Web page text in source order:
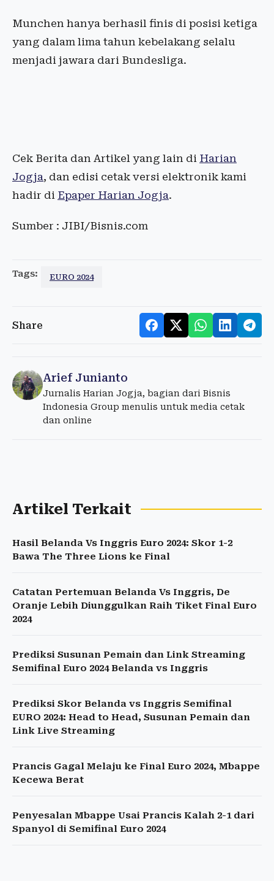
Munchen hanya berhasil finis di posisi ketiga
yang dalam lima tahun kebelakang selalu
menjadi jawara dari Bundesliga.
Cek Berita dan Artikel yang lain di Harian
Jogja, dan edisi cetak versi elektronik kami
hadir di Epaper Harian Jogja.
Sumber : JIBI/Bisnis.com
Tags: EURO 2024
Share
Arief Junianto
Jurnalis Harian Jogja, bagian dari Bisnis
Indonesia Group menulis untuk media cetak
dan online
Artikel Terkait
Hasil Belanda Vs Inggris Euro 2024: Skor 1-2
Bawa The Three Lions ke Final
Catatan Pertemuan Belanda Vs Inggris, De
Oranje Lebih Diunggulkan Raih Tiket Final Euro
2024
Prediksi Susunan Pemain dan Link Streaming
Semifinal Euro 2024 Belanda vs Inggris
Prediksi Skor Belanda vs Inggris Semifinal
EURO 2024: Head to Head, Susunan Pemain dan
Link Live Streaming
Prancis Gagal Melaju ke Final Euro 2024, Mbappe
Kecewa Berat
Penyesalan Mbappe Usai Prancis Kalah 2-1 dari
Spanyol di Semifinal Euro 2024